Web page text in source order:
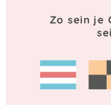
Zo sein je